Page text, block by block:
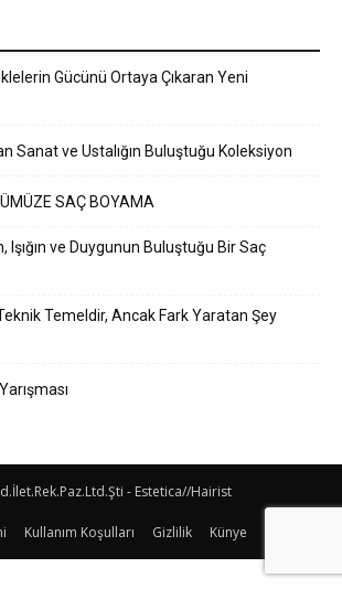
Gücünü Ortaya Çıkaran Yeni
Sanat ve Ustalığın Buluştuğu Koleksiyon
SAÇ BOYAMA
Işığın ve Duygunun Buluştuğu Bir Saç
Temeldir, Ancak Fark Yaratan Şey
- Estetica//Hairist
Kullanım Koşulları Gizlilik Künye